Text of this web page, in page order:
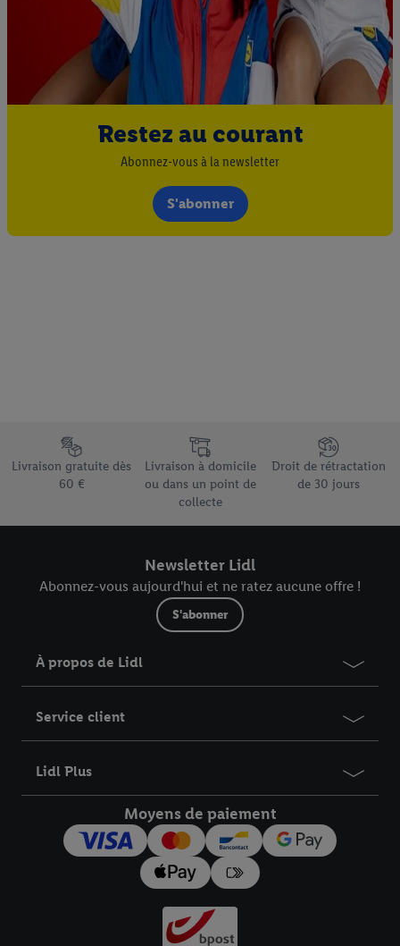
Restez au courant
Abonnez-vous à la newsletter
S'abonner
Élément du pied de page avec les différents arguments de
Livraison gratuite dès
60 €
Livraison à domicile
ou dans un point de
collecte
Droit de rétractation
de 30 jours
Newsletter Lidl
Abonnez-vous aujourd'hui et ne ratez aucune offre !
S'abonner
À propos de Lidl
Service client
Lidl Plus
Moyens de paiement